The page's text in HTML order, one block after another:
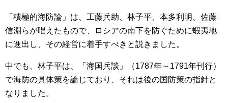
「積極的海防論」は、工藤兵助、林子平、本多利明、佐藤
信淵らが唱えたもので、ロシアの南下を防ぐために蝦夷地
に進出し、その経営に着手すべきと説きました。
中でも、林子平は、「海国兵談」（1787年～1791年刊行）
で海防の具体策を論じており、それは後の国防策の指針と
なりました。